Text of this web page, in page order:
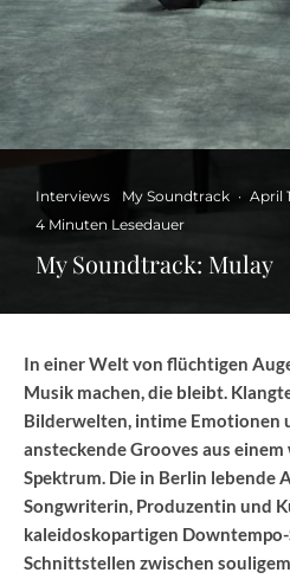
Interviews My Soundtrack · April
4 Minuten Lesedauer
My Soundtrack: Mulay
In einer Welt von flüchtigen
Musik machen, die bleibt.
Bilderwelten, intime Emotionen
ansteckende Grooves aus
Spektrum. Die in Berlin lebende
Songwriterin, Produzentin und
kaleidoskopartigen Downtempo-
Schnittstellen zwischen